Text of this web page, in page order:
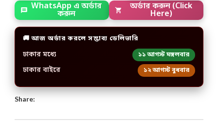
WhatsApp এ অর্ডার
করুন
অর্ডার করুন (Click
Here)
🚚 আজ অর্ডার করলে সম্ভাব্য ডেলিভারি
ঢাকার মধ্যে ১১ আগস্ট মঙ্গলবার
ঢাকার বাইরে ১২ আগস্ট বুধবার
Share: